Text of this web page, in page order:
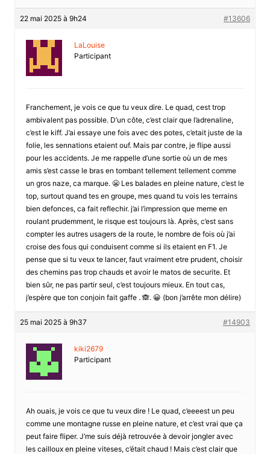
22 mai 2025 à 9h24 #13606
LaLouise
Participant
Franchement, je vois ce que tu veux dire. Le quad, cest trop
ambivalent pas possible. D’un côte, c’est clair que l’adrenaline,
c’est le kiff. J’ai essaye une fois avec des potes, c’etait juste de la
folie, les sennations etaient ouf. Mais par contre, je flipe aussi
pour les accidents. Je me rappelle d’une sortie où un de mes
amis s’est casse le bras en tombant tellement tellement comme
un gros naze, ca marque. 😬 Les balades en pleine nature, c’est le
top, surtout quand tes en groupe, mes quand tu vois les terrains
bien defonces, ca fait reflechir. j’ai l’impression que meme en
roulant prudemment, le risque est toujours là. Après, c’est sans
compter les autres usagers de la route, le nombre de fois où j’ai
croise des fous qui conduisent comme si ils etaient en F1. Je
pense que si tu veux te lancer, faut vraiment etre prudent, choisir
des chemins pas trop chauds et avoir le matos de securite. Et
bien sûr, ne pas partir seul, c’est toujours mieux. En tout cas,
j’espère que ton conjoin fait gaffe . 🙈. 😀 (bon j’arrête mon délire)
25 mai 2025 à 9h37 #14903
kiki2679
Participant
Ah ouais, je vois ce que tu veux dire ! Le quad, c’eeeest un peu
comme une montagne russe en pleine nature, et c’est vrai que ça
peut faire fliper. J’me suis déjà retrouvée à devoir jongler avec
les cailloux en pleine viteses, c’était chaud ! Mais c’est clair que